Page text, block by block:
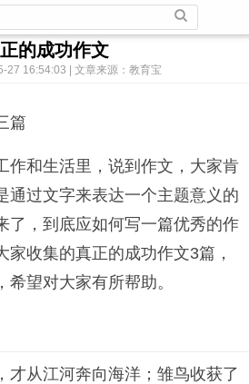
的成功作文
27 16:54:03 | 文章来源：教育宝
篇
作和生活里，说到作文，大家肯
通过文字来表达一个主题意义的
了，到底应如何写一篇优秀的作
家收集的真正的成功作文3篇，
望对大家有所帮助。
才从江河奔向海洋；雏鸟收获了